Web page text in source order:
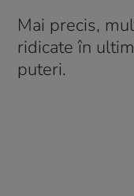
Mai precis,
ridicate în
puteri.